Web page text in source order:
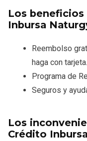
Los
Inbursa
Reembolso
haga con tarjeta.
Programa de
Seguros y
Los
Crédito